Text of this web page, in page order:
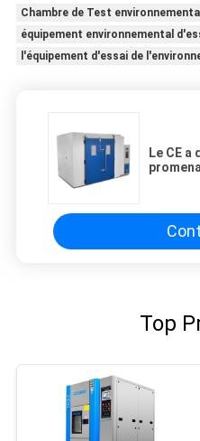
Chambre de Test environnemental
équipement environnemental
l'équipement d'essai de
Le CE
Top